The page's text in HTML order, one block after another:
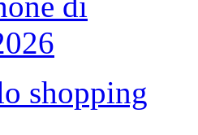
shopping